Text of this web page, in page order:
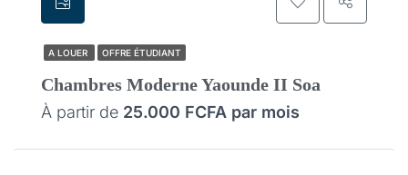
A LOUER OFFRE ÉTUDIANT
Chambres Moderne Yaounde II Soa
À partir de 25.000 FCFA par mois